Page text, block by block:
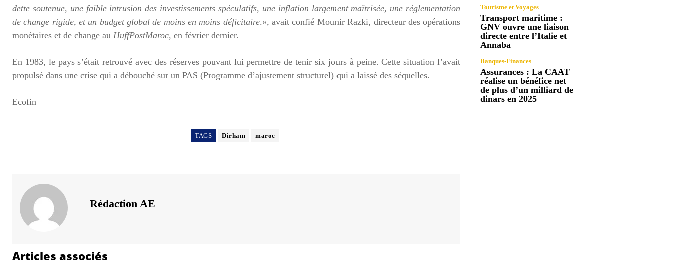
dette soutenue, une faible intrusion des investissements spéculatifs, une inflation largement maîtrisée, une réglementation
de change rigide, et un budget global de moins en moins déficitaire.», avait confié Mounir Razki, directeur des opérations
monétaires et de change au HuffPostMaroc, en février dernier.
En 1983, le pays s’était retrouvé avec des réserves pouvant lui permettre de tenir six jours à peine. Cette situation l’avait
propulsé dans une crise qui a débouché sur un PAS (Programme d’ajustement structurel) qui a laissé des séquelles.
Ecofin
TAGS Dirham maroc
Rédaction AE
Articles associés
Tourisme et Voyages
Transport maritime :
GNV ouvre une liaison
directe entre l’Italie et
Annaba
Banques-Finances
Assurances : La CAAT
réalise un bénéfice net
de plus d’un milliard de
dinars en 2025